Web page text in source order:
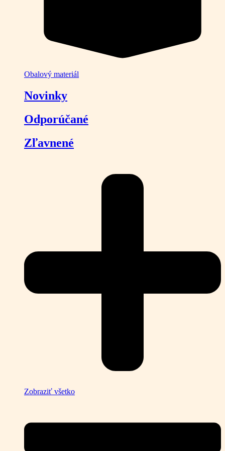
Obalový materiál
Novinky
Odporúčané
Zľavnené
Zobraziť všetko